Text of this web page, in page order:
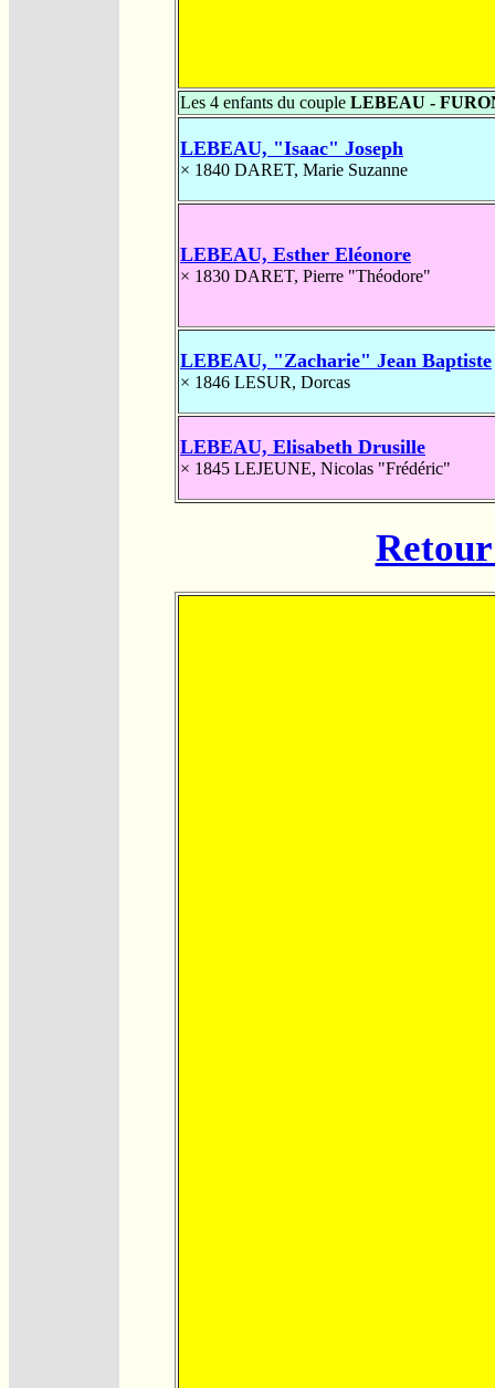
Les 4 enfants du couple LEBEAU -
LEBEAU, "Isaac" Joseph
× 1840 DARET, Marie Suzanne
LEBEAU, Esther Eléonore
× 1830 DARET, Pierre "Théodore"
LEBEAU, "Zacharie" Jean Baptiste
× 1846 LESUR, Dorcas
LEBEAU, Elisabeth Drusille
× 1845 LEJEUNE, Nicolas "Frédéric"